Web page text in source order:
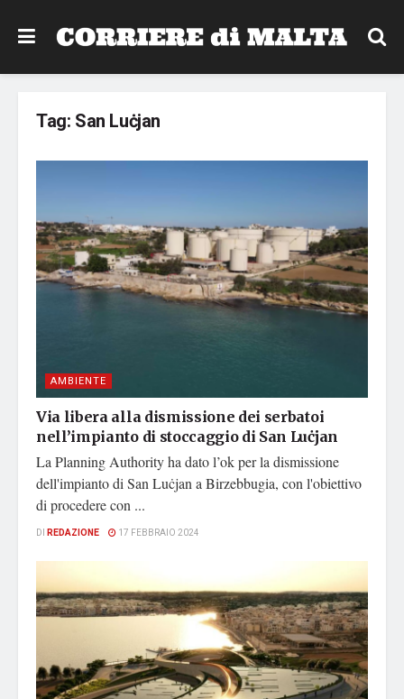
Tag: San Luċjan
AMBIENTE
Via libera alla dismissione dei serbatoi
nell’impianto di stoccaggio di San Luċjan
La Planning Authority ha dato l’ok per la dismissione
dell'impianto di San Luċjan a Birzebbugia, con l'obiettivo
di procedere con ...
DI REDAZIONE 17 FEBBRAIO 2024